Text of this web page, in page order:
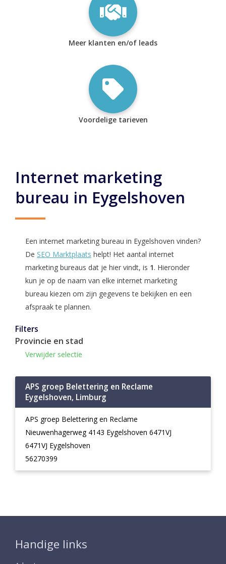
Meer klanten en/of leads
Voordelige tarieven
Internet marketing
bureau in Eygelshoven
Een internet marketing bureau in Eygelshoven vinden?
De SEO Marktplaats helpt! Het aantal internet
marketing bureaus dat je hier vindt, is 1. Hieronder
kun je op de naam van elke internet marketing
bureau kiezen om zijn gegevens te bekijken en een
afspraak te plannen.
Filters
Provincie en stad
Verwijder selectie
APS groep Belettering en Reclame
Eygelshoven, Limburg
APS groep Belettering en Reclame
Nieuwenhagerweg 4143 Eygelshoven 6471VJ
6471VJ Eygelshoven
56270399
Handige links